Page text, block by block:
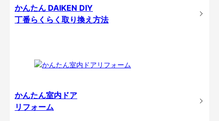
かんたん DAIKEN DIY
丁番らくらく取り換え方法
かんたん室内ドア
リフォーム